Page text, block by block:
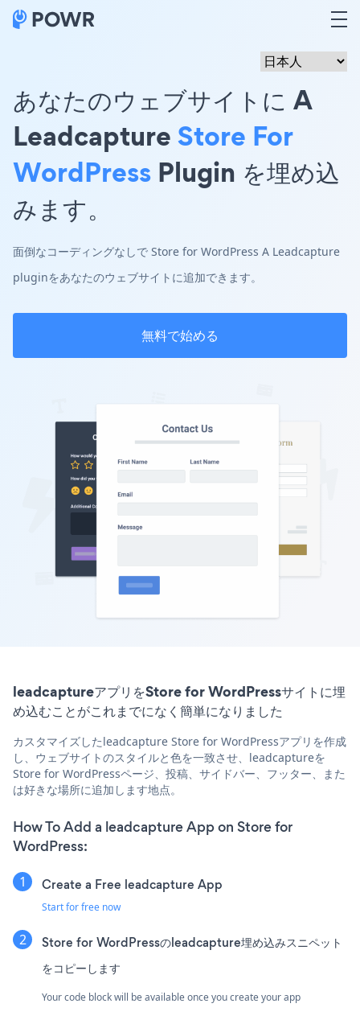
あなたのウェブサイトに A
LeadcaptureStore For
WordPress Plugin を埋め込
みます。
面倒なコーディングなしで Store for WordPress A Leadcapture
pluginをあなたのウェブサイトに追加できます。
無料で始める
leadcaptureアプリをStore for WordPressサイトに埋
め込むことがこれまでになく簡単になりました
カスタマイズしたleadcapture Store for WordPressアプリを作成
し、ウェブサイトのスタイルと色を一致させ、leadcaptureを
Store for WordPressページ、投稿、サイドバー、フッター、また
は好きな場所に追加します地点。
How To Add a leadcapture App on Store for
WordPress:
Create a Free leadcapture App
Start for free now
Store for WordPressのleadcapture埋め込みスニペット
をコピーします
Your code block will be available once you create your app